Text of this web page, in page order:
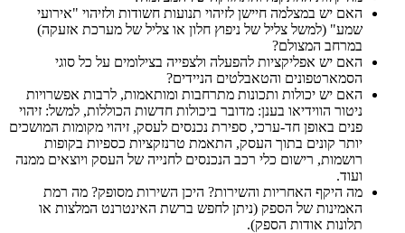
האם יש במצלמה חיישן לזיהוי תנועות חשודות ולזיהוי "אירועי
שמע" (למשל צליל של ניפוץ חלון או צליל של מערכת אזעקה)
במרחב המצולם?
האם יש אפליקציות להפעלה ולצפייה בצילומים על כל סוגי
הסמארטפונים והטאבלטים הניידים?
האם יש יכולות ותכונות מתרחבות ומותאמות, לרבות אפשרויות
ניטור הווידיאו בענן: מדובר ביכולות חדשות הכוללות, למשל: זיהוי
פנים באופן חד-ערכי, ספירת נכנסים לעסק, זיהוי מקומות המושכים
יותר קונים בתוך העסק, התאמת טרנזקציות כספיות בקופות
רושמות, רישום כלי רכב הנכנסים לחנייה של העסק ויוצאים ממנה
ועוד.
מה היקף האחריות והשירות? היכן השירות מסופק? מה רמת
האמינות של הספק (ניתן לחפש ברשת האינטרנט המלצות או
תלונות אודות הספק).